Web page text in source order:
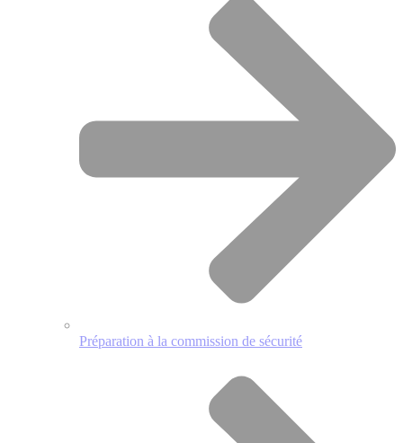
Préparation à la commission de sécurité